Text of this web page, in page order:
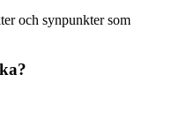
och synpunkter som